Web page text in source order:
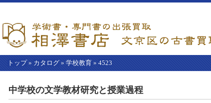
トップ» カタログ » 学校教育 » 4523
中学校の文学教材研究と授業過程